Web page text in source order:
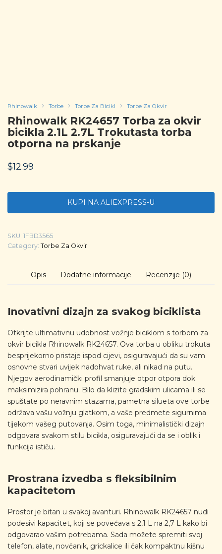
Rhinowalk Torbe Torbe Za Bicikl Torbe Za Okvir
Rhinowalk RK24657 Torba za okvir
bicikla 2.1L 2.7L Trokutasta torba
otporna na prskanje
$12.99
KUPI NA ALIEXPRESS-U
SKU: 1FBD3565
Category: Torbe Za Okvir
Opis Dodatne informacije Recenzije (0)
Inovativni dizajn za svakog biciklista
Otkrijte ultimativnu udobnost vožnje biciklom s torbom za
okvir bicikla Rhinowalk RK24657. Ova torba u obliku trokuta
besprijekorno pristaje ispod cijevi, osiguravajući da su vam
osnovne stvari uvijek nadohvat ruke, ali nikad na putu.
Njegov aerodinamički profil smanjuje otpor otpora dok
maksimizira pohranu. Bilo da klizite gradskim ulicama ili se
spuštate po neravnim stazama, pametna silueta ove torbe
održava vašu vožnju glatkom, a vaše predmete sigurnima
tijekom vašeg putovanja. Osim toga, minimalistički dizajn
odgovara svakom stilu bicikla, osiguravajući da se i oblik i
funkcija ističu.
Prostrana izvedba s fleksibilnim
kapacitetom
Prostor je bitan u svakoj avanturi. Rhinowalk RK24657 nudi
podesivi kapacitet, koji se povećava s 2,1 L na 2,7 L kako bi
odgovarao vašim potrebama. Sada možete spremiti svoj
telefon, alate, novčanik, grickalice ili čak kompaktnu kišnu